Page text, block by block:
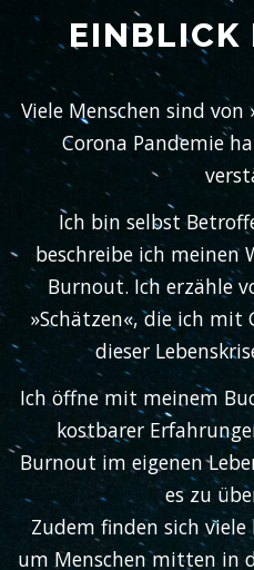
EINBLICK
Viele Menschen sind
Corona Pandemie
Ich bin selbst
beschreibe ich meinen
Burnout. Ich erzähle
»Schätzen«, die ich
dieser
Ich öffne mit meinem
kostbarer
Burnout im eigenen
es zu
Zudem finden sich
um Menschen mitten in